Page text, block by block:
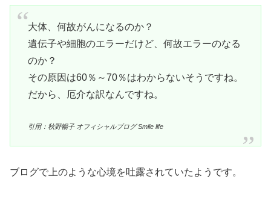
大体、何故がんになるのか？
遺伝子や細胞のエラーだけど、何故エラーのなる
のか？
その原因は60％～70％はわからないそうですね。
だから、厄介な訳なんですね。
引用：秋野暢子 オフィシャルブログ Smile life
ブログで上のような心境を吐露されていたようです。